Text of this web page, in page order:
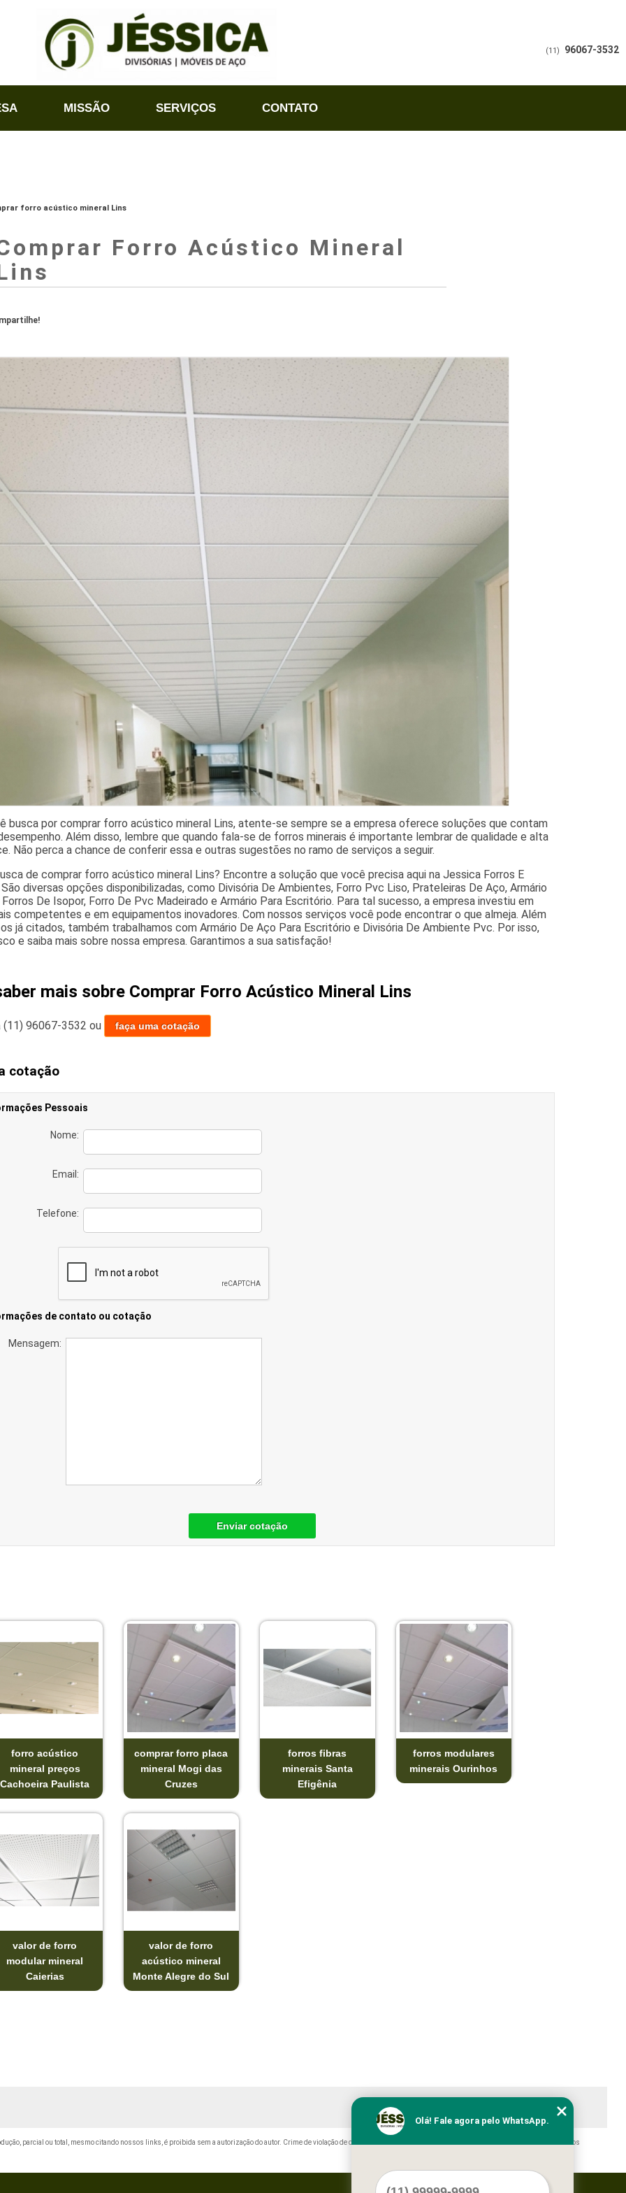
MISSÃO SERVIÇOS CONTATO
(11) 96067-3532
forro acústico mineral Lins
Forro Acústico Mineral
busca por comprar forro acústico mineral Lins, atente-se sempre se a empresa oferece soluções que contam
Além disso, lembre que quando fala-se de forros minerais é importante lembrar de qualidade e alta
Não perca a chance de conferir essa e outras sugestões no ramo de serviços a seguir.
de comprar forro acústico mineral Lins? Encontre a solução que você precisa aqui na Jessica Forros E
São diversas opções disponibilizadas, como Divisória De Ambientes, Forro Pvc Liso, Prateleiras De Aço, Armário
De Isopor, Forro De Pvc Madeirado e Armário Para Escritório. Para tal sucesso, a empresa investiu em
competentes e em equipamentos inovadores. Com nossos serviços você pode encontrar o que almeja. Além
já citados, também trabalhamos com Armário De Aço Para Escritório e Divisória De Ambiente Pvc. Por isso,
e saiba mais sobre nossa empresa. Garantimos a sua satisfação!
mais sobre Comprar Forro Acústico Mineral Lins
(11) 96067-3532 ou faça uma cotação
cotação
Pessoais
Nome:
Email:
Telefone:
de contato ou cotação
Mensagem:
Enviar cotação
forro acústico
mineral preços
Cachoeira Paulista
comprar forro placa
mineral Mogi das
Cruzes
forros fibras
minerais Santa
Efigênia
forros modulares
minerais Ourinhos
valor de forro
modular mineral
Caierias
valor de forro
acústico mineral
Monte Alegre do Sul
parcial ou total, mesmo citando nossos links, é proibida sem a autorização do autor. Crime de violação de direito autoral – artigo 184 do Código Penal – Lei 9610/98 - Lei de direitos
Olá! Fale agora pelo WhatsApp.